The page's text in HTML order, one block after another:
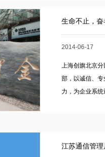
生命不止，
2014-06-17
上海创旗北京
部，以诚信、
力，为企业系
江苏通信管理